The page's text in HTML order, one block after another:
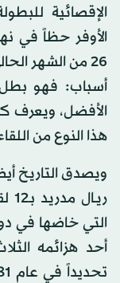
الإقصائية
الأوفر حظاً في
26 من الشهر
أسباب: فهو بطل
الأفضل،
هذا النوع من
ويصدق التاريخ
التي خاضها في
أحد هزائمه